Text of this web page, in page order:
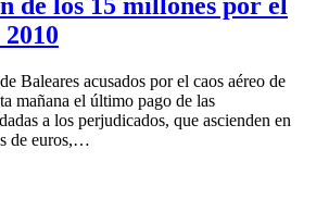
Baleares acusados por el caos aéreo de
mañana el último pago de las
a los perjudicados, que ascienden en
de euros,…